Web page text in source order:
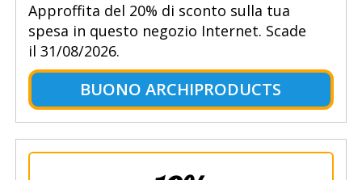
Approffita del 20% di sconto sulla tua
spesa in questo negozio Internet. Scade
il 31/08/2026.
BUONO ARCHIPRODUCTS